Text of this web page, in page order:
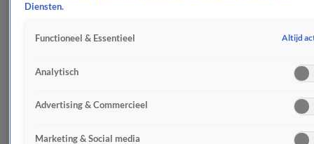
Diensten.
Functioneel & Essentieel Altijd
Analytisch
Advertising & Commercieel
Marketing & Social media